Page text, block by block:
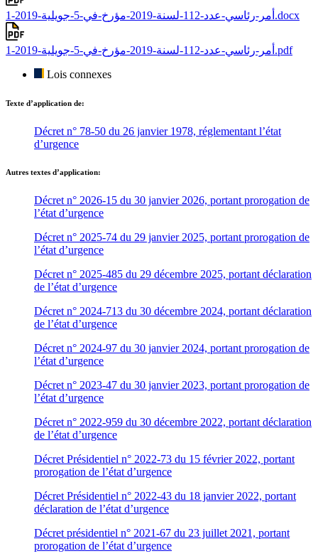
أمر-رئاسي-عدد-112-لسنة-2019-مؤرخ-في-5-جويلية-2019-1.docx
أمر-رئاسي-عدد-112-لسنة-2019-مؤرخ-في-5-جويلية-2019-1.pdf
Lois connexes
Texte d’application de:
Décret n° 78-50 du 26 janvier 1978, réglementant l’état
d’urgence
Autres textes d’application:
Décret n° 2026-15 du 30 janvier 2026, portant prorogation de
l’état d’urgence
Décret n° 2025-74 du 29 janvier 2025, portant prorogation de
l’état d’urgence
Décret n° 2025-485 du 29 décembre 2025, portant déclaration
de l’état d’urgence
Décret n° 2024-713 du 30 décembre 2024, portant déclaration
de l’état d’urgence
Décret n° 2024-97 du 30 janvier 2024, portant prorogation de
l’état d’urgence
Décret n° 2023-47 du 30 janvier 2023, portant prorogation de
l’état d’urgence
Décret n° 2022-959 du 30 décembre 2022, portant déclaration
de l’état d’urgence
Décret Présidentiel n° 2022-73 du 15 février 2022, portant
prorogation de l’état d’urgence
Décret Présidentiel n° 2022-43 du 18 janvier 2022, portant
déclaration de l’état d’urgence
Décret présidentiel n° 2021-67 du 23 juillet 2021, portant
prorogation de l’état d’urgence